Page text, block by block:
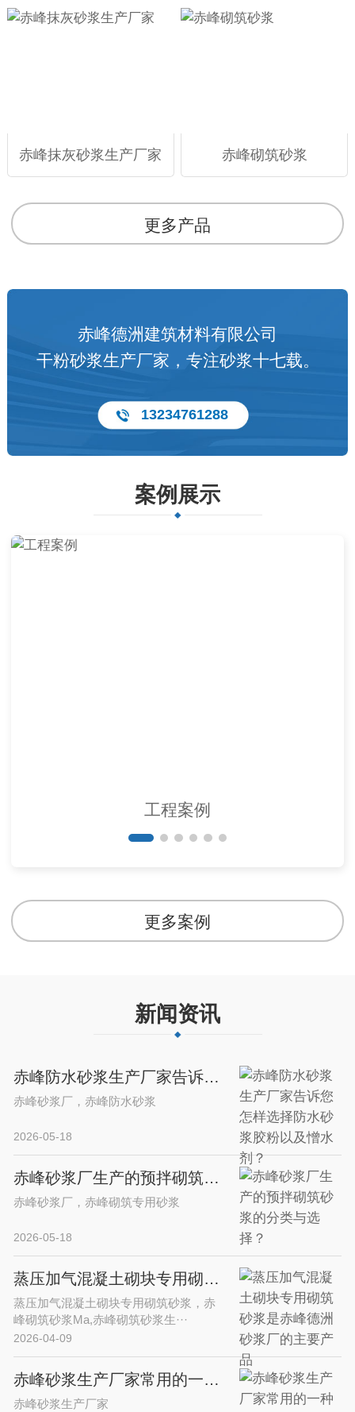
赤峰抹灰砂浆生产厂家 赤峰砌筑砂浆
更多产品
赤峰德洲建筑材料有限公司
干粉砂浆生产厂家，专注砂浆十七载。
13234761288
案例展示
工程案例
更多案例
新闻资讯
赤峰防水砂浆生产厂家告诉您怎样选择防水砂浆胶粉以及憎水剂？
赤峰砂浆厂，赤峰防水砂浆
2026-05-18
赤峰砂浆厂生产的预拌砌筑砂浆的分类与选择？
赤峰砂浆厂，赤峰砌筑专用砂浆
2026-05-18
蒸压加气混凝土砌块专用砌筑砂浆是赤峰德洲砂浆厂的主要产品
蒸压加气混凝土砌块专用砌筑砂浆，赤
峰砌筑砂浆Ma,赤峰砌筑砂浆生···
2026-04-09
赤峰砂浆生产厂家常用的一种提高水泥砂浆早期强度的常用添加剂-甲酸钙
赤峰砂浆生产厂家